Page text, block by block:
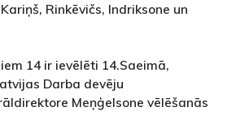
Rinkēvičs, Indriksone un
14 ir ievēlēti 14.Saeimā,
Darba devēju
Meņģelsone vēlēšanās